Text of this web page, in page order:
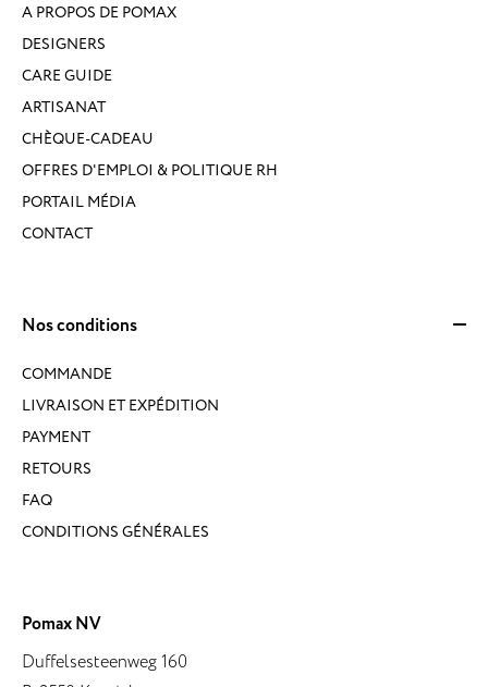
A PROPOS DE POMAX
DESIGNERS
CARE GUIDE
ARTISANAT
CHÈQUE-CADEAU
OFFRES D'EMPLOI & POLITIQUE RH
PORTAIL MÉDIA
CONTACT
Nos conditions
COMMANDE
LIVRAISON ET EXPÉDITION
PAYMENT
RETOURS
FAQ
CONDITIONS GÉNÉRALES
Pomax NV
Duffelsesteenweg 160